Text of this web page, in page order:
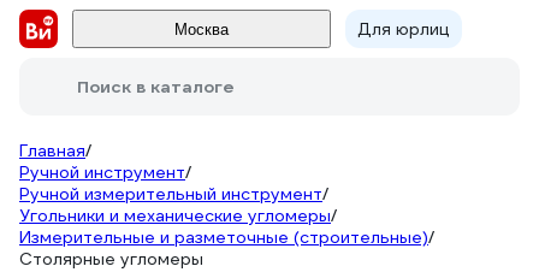
Москва Для юрлиц
Поиск в каталоге
Главная/
Ручной инструмент/
Ручной измерительный инструмент/
Угольники и механические угломеры/
Измерительные и разметочные (строительные)/
Столярные угломеры